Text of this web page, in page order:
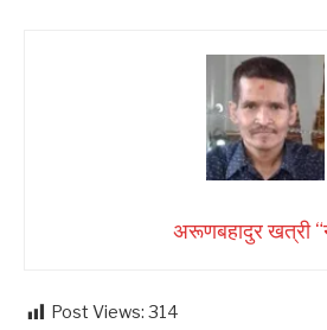
अरूणबहादुर खत्री
Post Views: 314